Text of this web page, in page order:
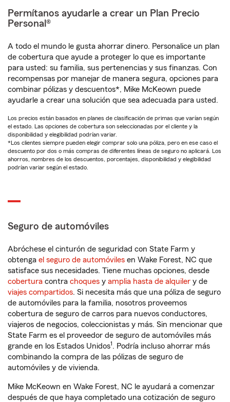
Permítanos ayudarle a crear un Plan Precio
Personal®
A todo el mundo le gusta ahorrar dinero. Personalice un plan
de cobertura que ayude a proteger lo que es importante
para usted: su familia, sus pertenencias y sus finanzas. Con
recompensas por manejar de manera segura, opciones para
combinar pólizas y descuentos*, Mike McKeown puede
ayudarle a crear una solución que sea adecuada para usted.
Los precios están basados en planes de clasificación de primas que varían según
el estado. Las opciones de cobertura son seleccionadas por el cliente y la
disponibilidad y elegibilidad podrían variar.
*Los clientes siempre pueden elegir comprar solo una póliza, pero en ese caso el
descuento por dos o más compras de diferentes líneas de seguro no aplicará. Los
ahorros, nombres de los descuentos, porcentajes, disponibilidad y elegibilidad
podrían variar según el estado.
Seguro de automóviles
Abróchese el cinturón de seguridad con State Farm y
obtenga el seguro de automóviles en Wake Forest, NC que
satisface sus necesidades. Tiene muchas opciones, desde
cobertura contra choques y amplia hasta de alquiler y de
viajes compartidos. Si necesita más que una póliza de seguro
de automóviles para la familia, nosotros proveemos
cobertura de seguro de carros para nuevos conductores,
viajeros de negocios, coleccionistas y más. Sin mencionar que
State Farm es el proveedor de seguro de automóviles más
grande en los Estados Unidos1. Podría incluso ahorrar más
combinando la compra de las pólizas de seguro de
automóviles y de vivienda.
Mike McKeown en Wake Forest, NC le ayudará a comenzar
después de que haya completado una cotización de seguro